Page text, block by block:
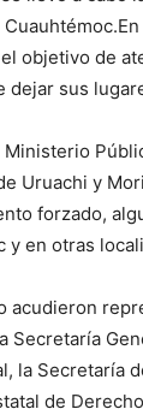
objetivo de
dejar sus
Uruachi y
forzado,
y en otras
acudieron
Secretaría
la Secretaría
de